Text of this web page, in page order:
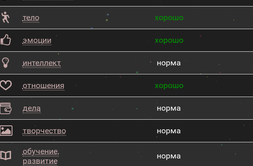
тело хорошо
эмоции хорошо
интеллект норма
отношения хорошо
дела норма
творчество норма
обучение,
развитие
норма